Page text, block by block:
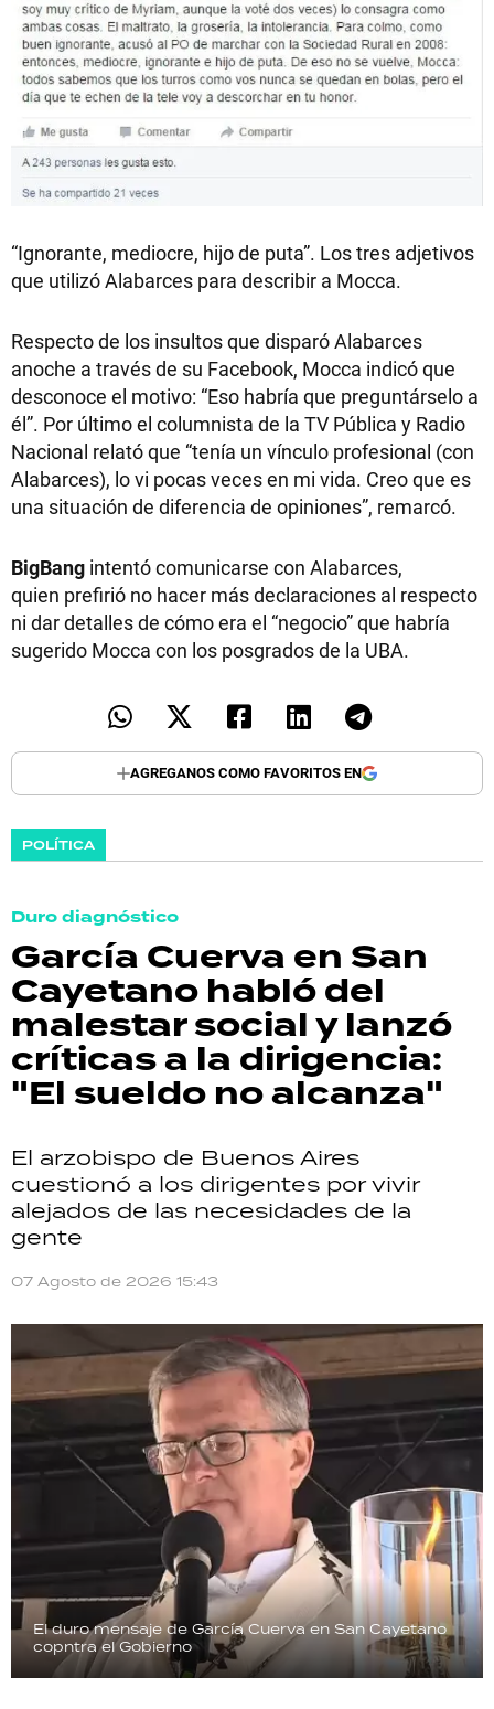
“Ignorante, mediocre, hijo de puta”. Los tres adjetivos
que utilizó Alabarces para describir a Mocca.
Respecto de los insultos que disparó Alabarces
anoche a través de su Facebook, Mocca indicó que
desconoce el motivo: “Eso habría que preguntárselo a
él”. Por último el columnista de la TV Pública y Radio
Nacional relató que “tenía un vínculo profesional (con
Alabarces), lo vi pocas veces en mi vida. Creo que es
una situación de diferencia de opiniones”, remarcó.
BigBang intentó comunicarse con Alabarces,
quien prefirió no hacer más declaraciones al respecto
ni dar detalles de cómo era el “negocio” que habría
sugerido Mocca con los posgrados de la UBA.
AGREGANOS COMO FAVORITOS EN
POLÍTICA
Duro diagnóstico
García Cuerva en San
Cayetano habló del
malestar social y lanzó
críticas a la dirigencia:
"El sueldo no alcanza"
El arzobispo de Buenos Aires
cuestionó a los dirigentes por vivir
alejados de las necesidades de la
gente
07 Agosto de 2026 15:43
El duro mensaje de García Cuerva en San Cayetano
copntra el Gobierno